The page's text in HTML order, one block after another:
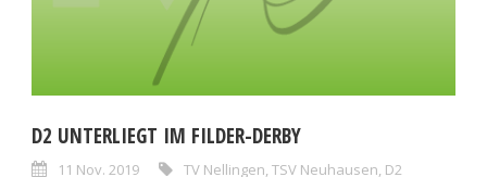
D2 UNTERLIEGT IM FILDER-DERBY
11 Nov. 2019 TV Nellingen, TSV Neuhausen, D2